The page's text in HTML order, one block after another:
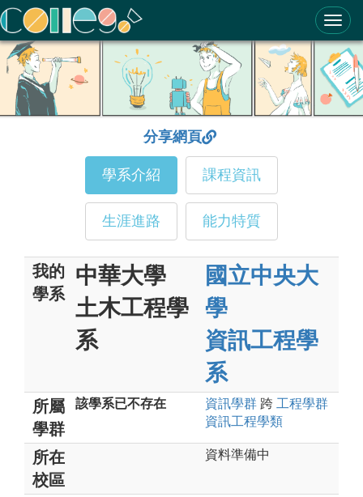
ColleGo! 大學選才與高中育才輔助系統
分享網頁
學系介紹 課程資訊
生涯進路 能力特質
我的
學系
中華大學
土木工程學
系
國立中央大
學
資訊工程學
系
所屬
學群
該學系已不存在 資訊學群 跨 工程學群
資訊工程學類
所在
校區
資料準備中